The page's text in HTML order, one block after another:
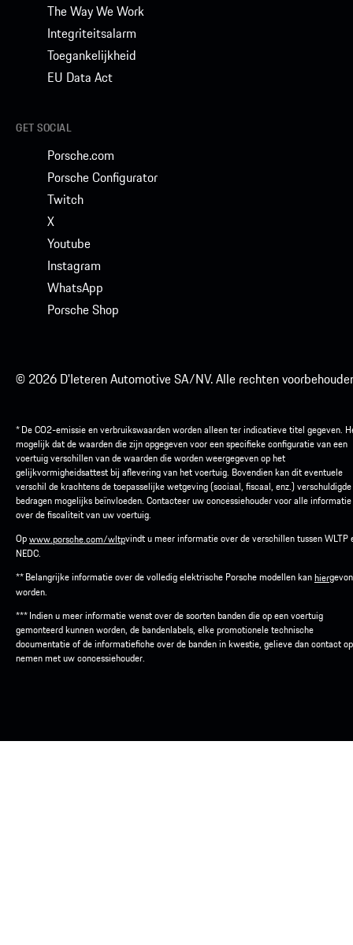
The Way We Work
Integriteitsalarm
Toegankelijkheid
EU Data Act
GET SOCIAL
Porsche.com
Porsche Configurator
Twitch
X
Youtube
Instagram
WhatsApp
Porsche Shop
© 2026 D'Ieteren Automotive SA/NV. Alle rechten
* De CO2-emissie en verbruikswaarden worden alleen ter indicatieve titel gegeven.
mogelijk dat de waarden die zijn opgegeven voor een specifieke configuratie van een
voertuig verschillen van de waarden die worden weergegeven op het
gelijkvormigheidsattest bij aflevering van het voertuig. Bovendien kan dit eventuele
verschil de krachtens de toepasselijke wetgeving (sociaal, fiscaal, enz.) verschuldigde
bedragen mogelijks beïnvloeden. Contacteer uw concessiehouder voor alle informatie
over de fiscaliteit van uw voertuig.
Opwww.porsche.com/wltpvindt u meer informatie over de verschillen tussen WLTP
NEDC.
** Belangrijke informatie over de volledig elektrische Porsche modellen kanhier
worden.
*** Indien u meer informatie wenst over de soorten banden die op een voertuig
gemonteerd kunnen worden, de bandenlabels, elke promotionele technische
documentatie of de informatiefiche over de banden in kwestie, gelieve dan contact
nemen met uw concessiehouder.